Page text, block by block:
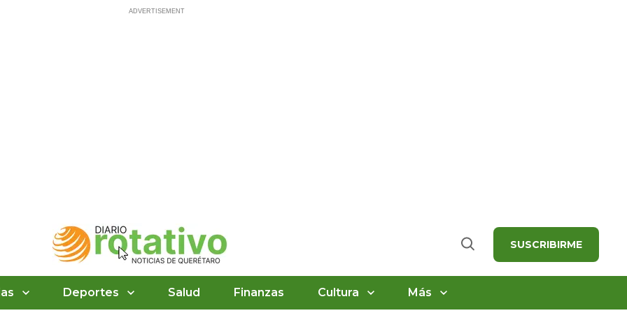
Buscar SUSCRIBIRME
Deportes Salud Finanzas Cultura Más